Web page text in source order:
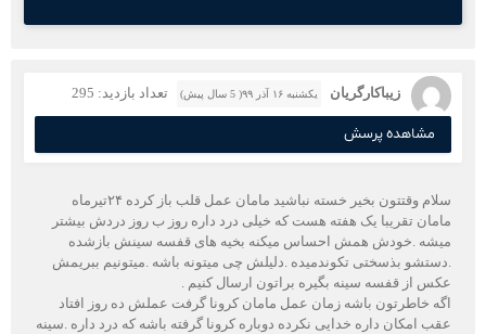
زیباکارگریان یکشنبه ۱۶ آذر ۹۹( 5 سال پیش) تعداد بازدید: 295
مشاهده پرسش
سلام وقتتون بخیر خسته نباشید مامان عمل قلب باز کرده ۲۴تیرماه
مامان تقریبا یک هفته هست که خیلی درد داره روز ب روز دردش بیشتر
میشه .خودش همش احساس میکنه بخیه های قفسه سینش بازشده
.دستشو بذسختی تکوندمیده .دلیلش چی میتونه باشه .میتونیم ببریمش
عکس از قفسه سینه بگیره براتون ارسال کنیم .
اگه خاطرتون باشه زمان عمل مامان کرونا گرفت عملش ده روز افتاد
عقب امکان داره خدایی نکرده دوباره کرونا گرفته باشه که درد داره .سینه